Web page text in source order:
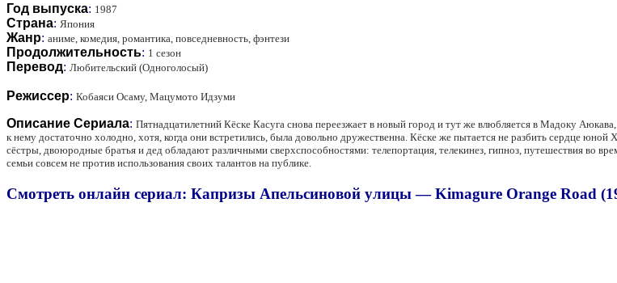
Год выпуска: 1987
Страна: Япония
Жанр: аниме, комедия, романтика, повседневность, фэнтези
Продолжительность: 1 сезон
Перевод: Любительский (Одноголосый)
Режиссер: Кобаяси Осаму, Мацумото Идзуми
Описание Сериала: Пятнадцатилетний Кёске Касуга снова переезжает в новый город и тут же влюбляется в Мадоку
к нему достаточно холодно, хотя, когда они встретились, была довольно дружественна. Кёске же пытается не разбить сердце
сёстры, двоюродные братья и дед обладают различными сверхспособностями: телепортация, телекинез, гипноз, путешествия во
семьи совсем не против использования своих талантов на публике.
Смотреть онлайн сериал: Капризы Апельсиновой улицы — Kimagure Orange Road